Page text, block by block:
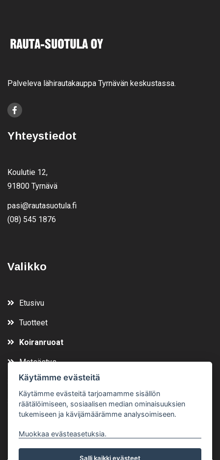
Palveleva lähirautakauppa Tyrnävän keskustassa.
Yhteystiedot
Koulutie 12,
91800 Tyrnävä
pasi@rautasuotula.fi
(08) 545 1876
Valikko
Etusivu
Tuotteet
Koiranruoat
Metsästys
Vuokraa
Yhteystiedot
Käytämme evästeitä
Käytämme evästeitä tarjoamamme sisällön
räätälöimiseen, sosiaalisen median ominaisuuksien
tukemiseen ja kävijämäärämme analysoimiseen.
Muokkaa evästeasetuksia.
Salli kaikki evästeet